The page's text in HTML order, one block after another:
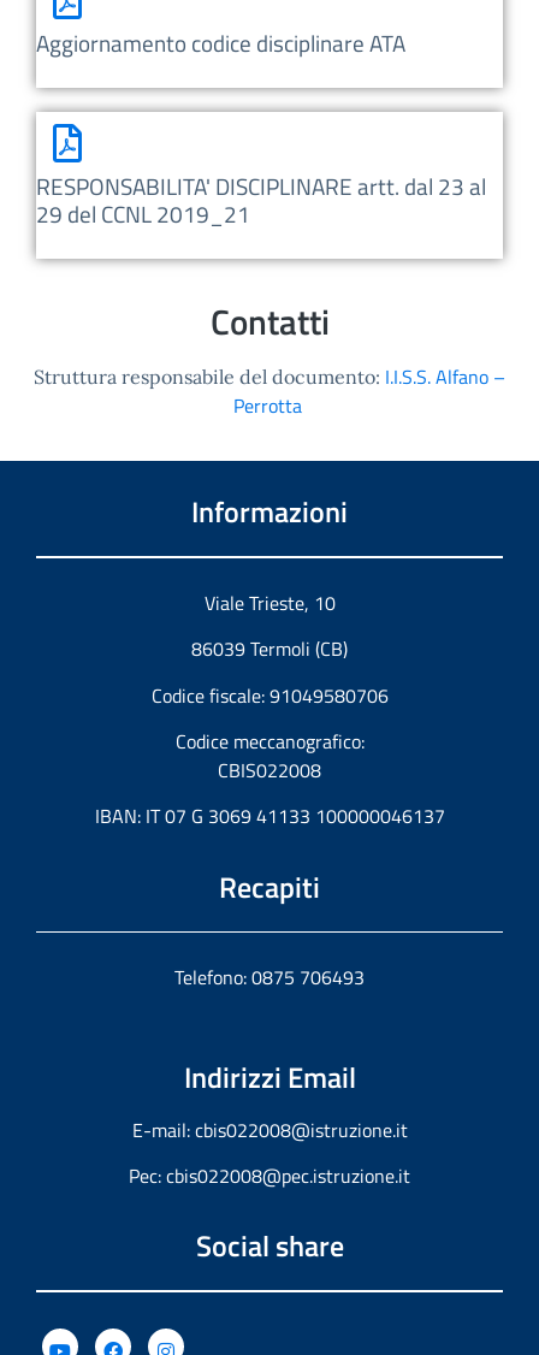
Aggiornamento codice disciplinare ATA
RESPONSABILITA' DISCIPLINARE artt. dal 23 al
29 del CCNL 2019_21
Contatti
Struttura responsabile del documento: I.I.S.S. Alfano –
Perrotta
Informazioni
Viale Trieste, 10
86039 Termoli (CB)
Codice fiscale: 91049580706
Codice meccanografico:
CBIS022008
IBAN: IT 07 G 3069 41133 100000046137
Recapiti
Telefono: 0875 706493
Indirizzi Email
E-mail:cbis022008@istruzione.it
Pec:cbis022008@pec.istruzione.it
Social share